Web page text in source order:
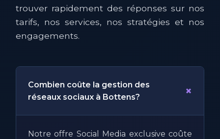
trouver rapidement des réponses sur nos
tarifs, nos services, nos stratégies et nos
engagements.
Combien coûte la gestion des
réseaux sociaux à Bottens?
+
Notre offre Social Media exclusive coûte